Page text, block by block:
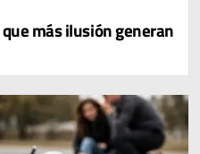
más ilusión generan